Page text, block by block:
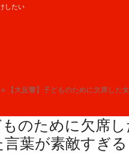
したい
» 【大反響】子どものために欠席した女
ものために欠席
葉が素敵すぎる